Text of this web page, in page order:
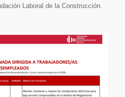
Laboral de la Construcción.